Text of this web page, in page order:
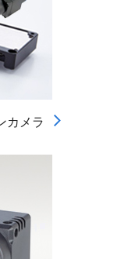
カメラ